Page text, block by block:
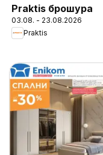
Praktis брошура
03.08. - 23.08.2026
Praktis